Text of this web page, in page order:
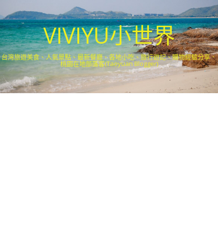
VIVIYU小世界
台灣旅遊美食、人氣景點、最新餐廳、各地小吃、旅行遊記、購物經驗分享．
桃園在地部落客(Taoyuan Blogger)